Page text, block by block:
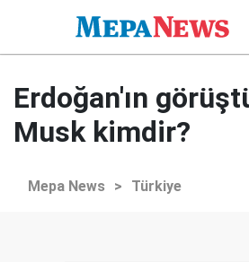
Erdoğan'ın
Musk kimdir?
Mepa News > Türkiye